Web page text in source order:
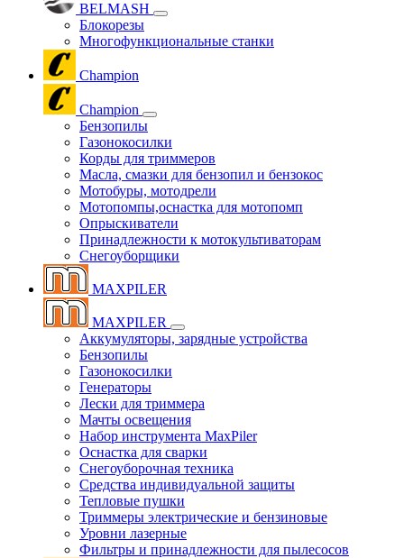
BELMASH
Блокорезы
Многофункциональные станки
Champion
Champion
Бензопилы
Газонокосилки
Корды для триммеров
Масла, смазки для бензопил и бензокос
Мотобуры, мотодрели
Мотопомпы,оснастка для мотопомп
Опрыскиватели
Принадлежности к мотокультиваторам
Снегоуборщики
MAXPILER
MAXPILER
Аккумуляторы, зарядные устройства
Бензопилы
Газонокосилки
Генераторы
Лески для триммера
Мачты освещения
Набор инструмента MaxPiler
Оснастка для сварки
Снегоуборочная техника
Средства индивидуальной защиты
Тепловые пушки
Триммеры электрические и бензиновые
Уровни лазерные
Фильтры и принадлежности для пылесосов